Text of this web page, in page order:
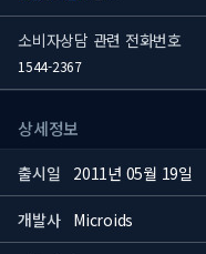
소비자상담 관련 전화번호
1544-2367
상세정보
출시일 2011년 05월 19일
개발사 Microids